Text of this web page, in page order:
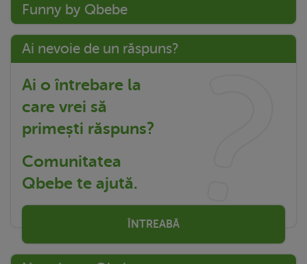
Funny by Qbebe
Ai nevoie de un răspuns?
Ai o întrebare la
care vrei să
primești răspuns?
Comunitatea
Qbebe te ajută.
ÎNTREABĂ